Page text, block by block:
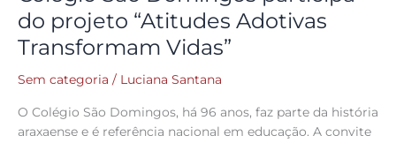
do projeto “Atitudes Adotivas
Transformam Vidas”
Sem categoria / Luciana Santana
O Colégio São Domingos, há 96 anos, faz parte da história
araxaense e é referência nacional em educação. A convite